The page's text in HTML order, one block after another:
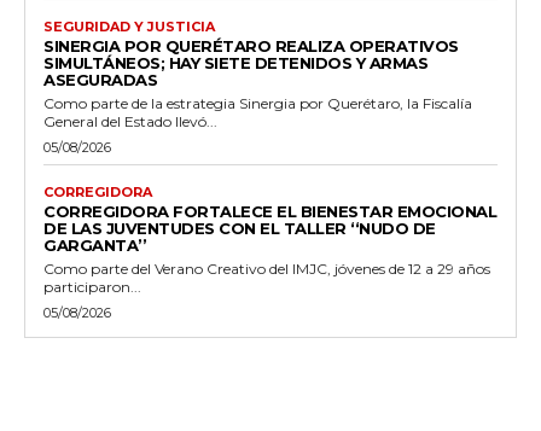
SEGURIDAD Y JUSTICIA
SINERGIA POR QUERÉTARO REALIZA OPERATIVOS
SIMULTÁNEOS; HAY SIETE DETENIDOS Y ARMAS
ASEGURADAS
Como parte de la estrategia Sinergia por Querétaro, la Fiscalía
General del Estado llevó...
05/08/2026
CORREGIDORA
CORREGIDORA FORTALECE EL BIENESTAR EMOCIONAL
DE LAS JUVENTUDES CON EL TALLER ‘‘NUDO DE
GARGANTA’’
Como parte del Verano Creativo del IMJC, jóvenes de 12 a 29 años
participaron...
05/08/2026